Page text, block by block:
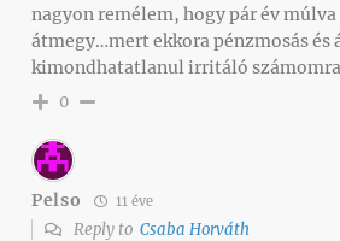
nagyon remélem, hogy pár év
átmegy…mert ekkora pénzmosás és
kimondhatatlanul irritáló
0
Pelso 11 éve
Reply to Csaba Horváth